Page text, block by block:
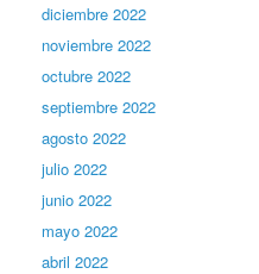
diciembre 2022
noviembre 2022
octubre 2022
septiembre 2022
agosto 2022
julio 2022
junio 2022
mayo 2022
abril 2022